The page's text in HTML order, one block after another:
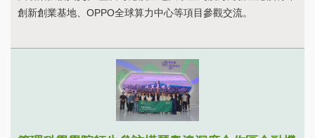
創新創業基地、OPPO全球算力中心等項目參觀交流。